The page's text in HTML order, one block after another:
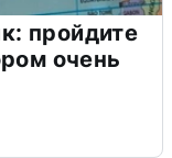
пройдите
очень